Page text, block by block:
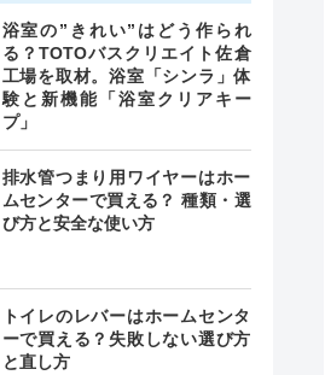
浴室の”きれい”はどう作られ
る？TOTOバスクリエイト佐倉
工場を取材。浴室「シンラ」体
験と新機能「浴室クリアキー
プ」
排水管つまり用ワイヤーはホー
ムセンターで買える？ 種類・選
び方と安全な使い方
トイレのレバーはホームセンタ
ーで買える？失敗しない選び方
と直し方